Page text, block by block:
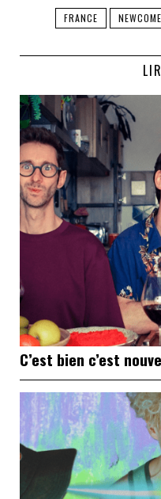
FRANCE
C’est bien c’est